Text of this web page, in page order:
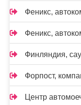
Феникс,
Феникс,
Финляндия,
Форпост,
Центр